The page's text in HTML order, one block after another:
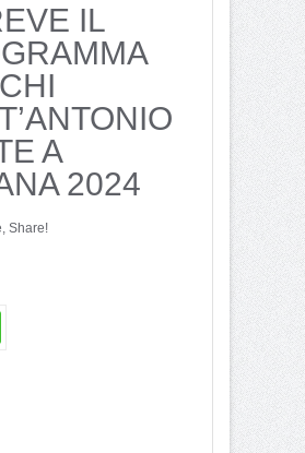
IL
A
2024
Share!